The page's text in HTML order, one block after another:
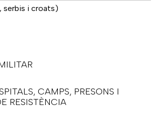
serbis i croats)
CAMPS, PRESONS I
RESISTÈNCIA